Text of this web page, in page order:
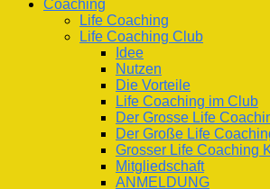
Coaching
Life Coaching
Life Coaching Club
Idee
Nutzen
Die Vorteile
Life Coaching im Club
Der Grosse Life
Der Große Life
Grosser Life Coaching
Mitgliedschaft
ANMELDUNG